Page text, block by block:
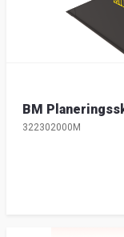
BM
322302000M